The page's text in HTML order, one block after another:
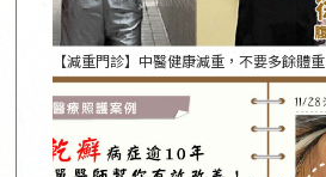
【減重門診】中醫健康減重，不要多餘體